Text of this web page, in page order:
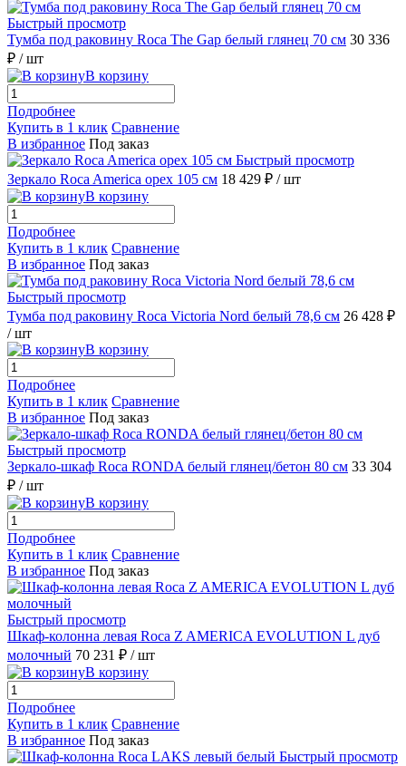
Быстрый просмотр
Тумба под раковину Roca The Gap белый глянец 70 см 30 336
₽ / шт
В корзину
Подробнее
Купить в 1 клик Сравнение
В избранное Под заказ
Быстрый просмотр
Зеркало Roca America орех 105 см 18 429 ₽ / шт
В корзину
Подробнее
Купить в 1 клик Сравнение
В избранное Под заказ
Быстрый просмотр
Тумба под раковину Roca Victoria Nord белый 78,6 см 26 428 ₽
/ шт
В корзину
Подробнее
Купить в 1 клик Сравнение
В избранное Под заказ
Быстрый просмотр
Зеркало-шкаф Roca RONDA белый глянец/бетон 80 см 33 304
₽ / шт
В корзину
Подробнее
Купить в 1 клик Сравнение
В избранное Под заказ
Быстрый просмотр
Шкаф-колонна левая Roca Z AMERICA EVOLUTION L дуб
молочный 70 231 ₽ / шт
В корзину
Подробнее
Купить в 1 клик Сравнение
В избранное Под заказ
Быстрый просмотр